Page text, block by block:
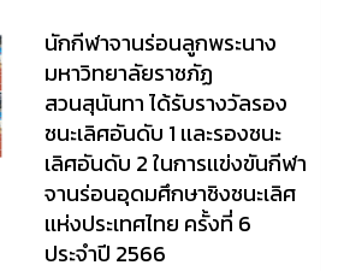
นักกีฬาจานร่อนลูกพระนาง
มหาวิทยาลัยราชภัฏ
สวนสุนันทา ได้รับรางวัลรอง
ชนะเลิศอันดับ 1 เเละรองชนะ
เลิศอันดับ 2 ในการเเข่งขันกีฬา
จานร่อนอุดมศึกษาชิงชนะเลิศ
เเห่งประเทศไทย ครั้งที่ 6
ประจำปี 2566